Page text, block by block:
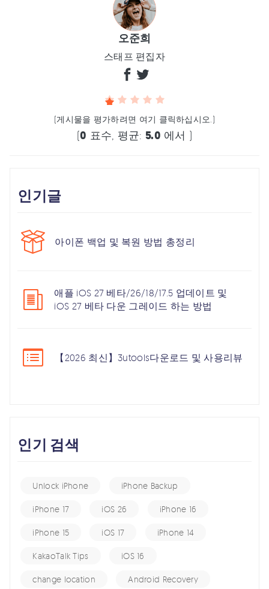
오준희
스태프 편집자
(게시물을 평가하려면 여기 클릭하십시오.)
(0 표수, 평균: 5.0 에서 )
인기글
아이폰 백업 및 복원 방법 총정리
애플 iOS 27 베타/26/18/17.5 업데이트 및
iOS 27 베타 다운 그레이드 하는 방법
【2026 최신】3utools다운로드 및 사용리뷰
인기 검색
Unlock iPhone iPhone Backup
iPhone 17 iOS 26 iPhone 16
iPhone 15 iOS 17 iPhone 14
KakaoTalk Tips iOS 16
change location Android Recovery